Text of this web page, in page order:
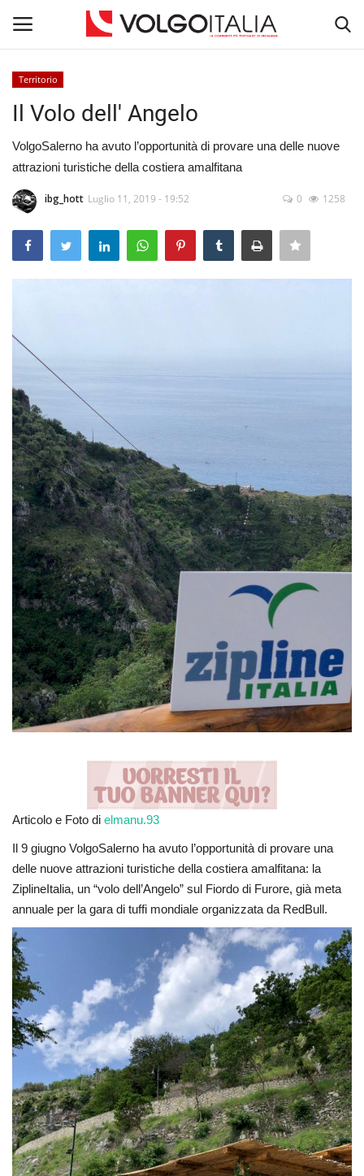
Home
La Community
Territorio
Entra nel Team
Volgo Academy
Tecnologia
Sapori
Partner
Recensioni
Contatti
Galleria
Shop
Territorio
Il Volo dell' Angelo
VolgoSalerno ha avuto l’opportunità di provare una delle nuove
attrazioni turistiche della costiera amalfitana
ibg_hott Luglio 11, 2019 - 19:52 0 1258
Articolo e Foto di elmanu.93
Il 9 giugno VolgoSalerno ha avuto l’opportunità di provare una
delle nuove attrazioni turistiche della costiera amalfitana: la
ZiplineItalia, un “volo dell’Angelo” sul Fiordo di Furore, già meta
annuale per la gara di tuffi mondiale organizzata da RedBull.